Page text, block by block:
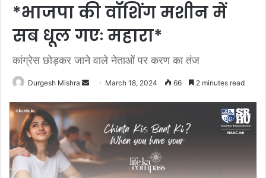
*भाजपा की वॉशिंग मशीन में
सब धूल गएः महारा*
कांग्रेस छोड़कर जाने वाले नेताओं पर करण का तंज
Durgesh Mishra
Send
email
March 18, 2024 66 2 minutes read